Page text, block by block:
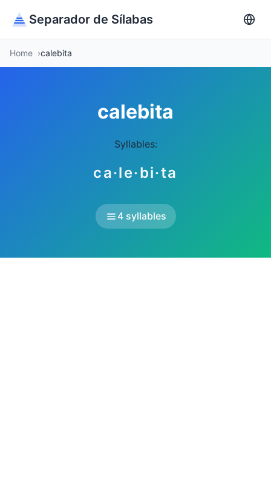
Separador de Sílabas
Home calebita
calebita
Syllables:
ca·le·bi·ta
4 syllables